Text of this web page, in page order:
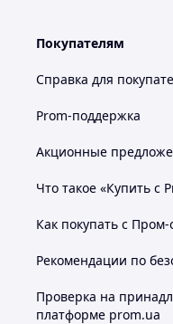
Покупателям
Справка для
Prom-поддержка
Акционные
Что такое «Купить с
Как покупать с Пром-
Рекомендации по
Проверка на
платформе prom.ua